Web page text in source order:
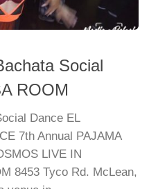
Social
ROOM
Dance EL
7th Annual PAJAMA
LIVE IN
8453 Tyco Rd. McLean,